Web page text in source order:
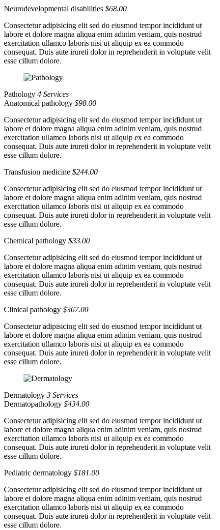
Neurodevelopmental disabilities $68.00
Consectetur adipisicing elit sed do eiusmod tempor incididunt ut
labore et dolore magna aliqua enim adinim veniam, quis nostrud
exercitation ullamco laboris nisi ut aliquip ex ea commodo
consequat. Duis aute irureti dolor in reprehenderit in voluptate velit
esse cillum dolore.
Pathology 4 Services
Anatomical pathology $98.00
Consectetur adipisicing elit sed do eiusmod tempor incididunt ut
labore et dolore magna aliqua enim adinim veniam, quis nostrud
exercitation ullamco laboris nisi ut aliquip ex ea commodo
consequat. Duis aute irureti dolor in reprehenderit in voluptate velit
esse cillum dolore.
Transfusion medicine $244.00
Consectetur adipisicing elit sed do eiusmod tempor incididunt ut
labore et dolore magna aliqua enim adinim veniam, quis nostrud
exercitation ullamco laboris nisi ut aliquip ex ea commodo
consequat. Duis aute irureti dolor in reprehenderit in voluptate velit
esse cillum dolore.
Chemical pathology $33.00
Consectetur adipisicing elit sed do eiusmod tempor incididunt ut
labore et dolore magna aliqua enim adinim veniam, quis nostrud
exercitation ullamco laboris nisi ut aliquip ex ea commodo
consequat. Duis aute irureti dolor in reprehenderit in voluptate velit
esse cillum dolore.
Clinical pathology $367.00
Consectetur adipisicing elit sed do eiusmod tempor incididunt ut
labore et dolore magna aliqua enim adinim veniam, quis nostrud
exercitation ullamco laboris nisi ut aliquip ex ea commodo
consequat. Duis aute irureti dolor in reprehenderit in voluptate velit
esse cillum dolore.
Dermatology 3 Services
Dermatopathology $434.00
Consectetur adipisicing elit sed do eiusmod tempor incididunt ut
labore et dolore magna aliqua enim adinim veniam, quis nostrud
exercitation ullamco laboris nisi ut aliquip ex ea commodo
consequat. Duis aute irureti dolor in reprehenderit in voluptate velit
esse cillum dolore.
Pediatric dermatology $181.00
Consectetur adipisicing elit sed do eiusmod tempor incididunt ut
labore et dolore magna aliqua enim adinim veniam, quis nostrud
exercitation ullamco laboris nisi ut aliquip ex ea commodo
consequat. Duis aute irureti dolor in reprehenderit in voluptate velit
esse cillum dolore.